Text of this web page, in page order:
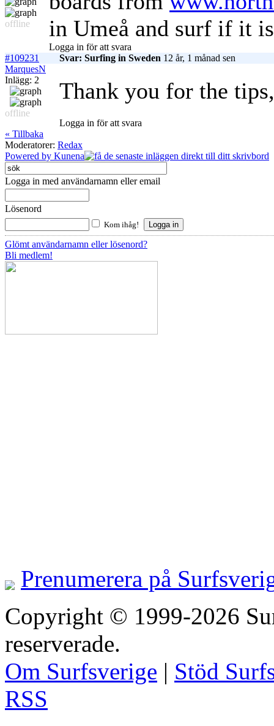
offline
in Umeå and surf if it
Logga in för att svara
#109231
Svar: Surfing in Sweden 12 år, 1 månad sen
MarquesN
Inlägg: 2
offline
Thank you for the
Logga in för att svara
« Tillbaka
Moderatorer: Redax
Powered by Kunena
Logga in med användarnamn eller email
Lösenord
Kom ihåg!
Glömt användarnamn eller lösenord?
Bli medlem!
Prenumerera på
Copyright © 1999-2026
reserverade.
Om Surfsverige | Stöd
RSS